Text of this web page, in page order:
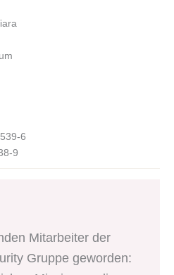
6
9
Mitarbeiter der
Gruppe geworden: